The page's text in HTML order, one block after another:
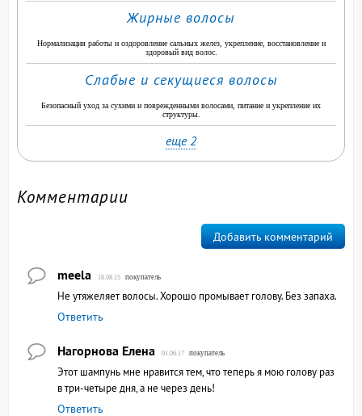
Жирные волосы
Нормализация работы и оздоровление сальных желез, укрепление, восстановление и
здоровый вид волос.
Слабые и секущиеся волосы
Безопасный уход за сухими и поврежденными волосами, питание и укрепление их
структуры.
еще 2
Комментарии
Добавить комментарий
meela 18.08.15 покупатель
Не утяжеляет волосы. Хорошо промывает голову. Без запаха.
Ответить
Нагорнова Елена 01.06.17 покупатель
Этот шампунь мне нравится тем, что теперь я мою голову раз
в три-четыре дня, а не через день!
Ответить